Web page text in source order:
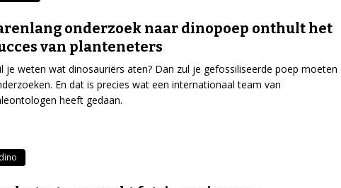
onderzoek naar dinopoep onthult het
van planteneters
je weten wat dinosauriërs aten? Dan zul je gefossiliseerde poep moeten
En dat is precies wat een internationaal team van
heeft gedaan.
dino